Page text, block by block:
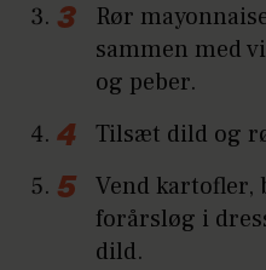
Rør
sammen med
og peber.
Tilsæt dild og
Vend
forårsløg i
dild.